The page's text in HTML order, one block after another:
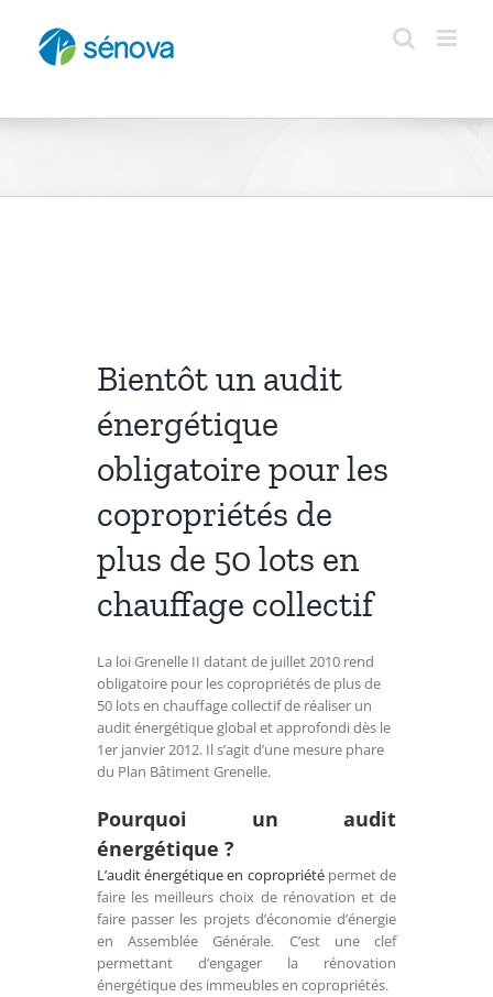
contenu
Bientôt un audit
énergétique
obligatoire pour les
copropriétés de
plus de 50 lots en
chauffage collectif
La loi Grenelle II datant de juillet 2010 rend
obligatoire pour les copropriétés de plus de
50 lots en chauffage collectif de réaliser un
audit énergétique global et approfondi dès le
1er janvier 2012. Il s’agit d’une mesure phare
du Plan Bâtiment Grenelle.
Pourquoi un audit
énergétique ?
L’audit énergétique en copropriétépermet de
faire les meilleurs choix de rénovation et de
faire passer les projets d’économie d’énergie
en Assemblée Générale. C’est une clef
permettant d’engager la rénovation
énergétique des immeubles en copropriétés.